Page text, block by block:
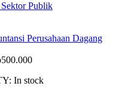
Publik
500.000Price
Rp75.000
In stock